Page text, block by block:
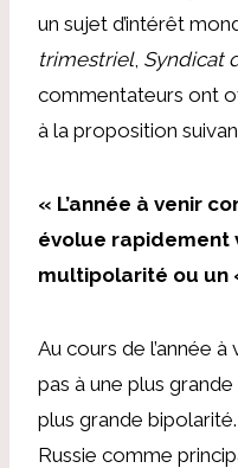
un sujet d’intérêt
trimestriel, Syndicat
commentateurs ont
à la proposition
« L’année à venir
évolue rapidement
multipolarité ou un
Au cours de l’année
pas à une plus
plus grande
Russie comme